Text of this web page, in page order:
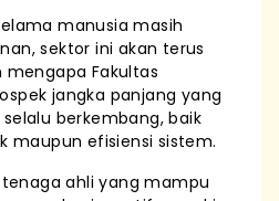
manusia masih
sektor ini akan terus
mengapa Fakultas
jangka panjang yang
berkembang, baik
maupun efisiensi sistem.
ahli yang mampu